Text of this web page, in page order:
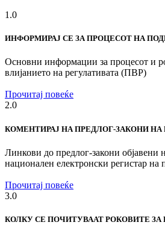
1.0
ИНФОРМИРАЈ СЕ ЗА ПРОЦЕСОТ НА
Основни информации за процесот и
влијанието на регулативата (ПВР)
Прочитај повеќе
2.0
КОМЕНТИРАЈ НА ПРЕДЛОГ-ЗАКОНИ НА
Линкови до предлог-закони објавени
национален електронски регистар
Прочитај повеќе
3.0
КОЛКУ СЕ ПОЧИТУВААТ РОКОВИТЕ ЗА